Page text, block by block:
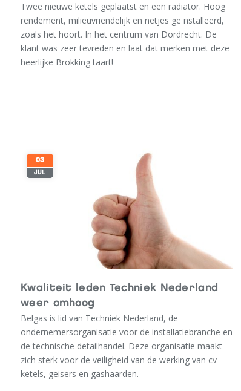
Twee nieuwe ketels geplaatst en een radiator. Hoog
rendement, milieuvriendelijk en netjes geïnstalleerd,
zoals het hoort. In het centrum van Dordrecht. De
klant was zeer tevreden en laat dat merken met deze
heerlijke Brokking taart!
03
JUL
Kwaliteit leden Techniek Nederland
weer omhoog
Belgas is lid van Techniek Nederland, de
ondernemersorganisatie voor de installatiebranche en
de technische detailhandel. Deze organisatie maakt
zich sterk voor de veiligheid van de werking van cv-
ketels, geisers en gashaarden.